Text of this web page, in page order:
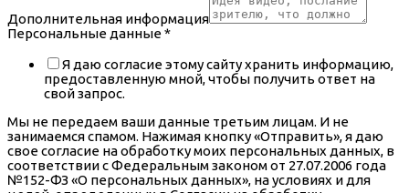
Дополнительная информация
Персональные данные*
Я даю согласие этому сайту хранить информацию,
предоставленную мной, чтобы получить ответ на
свой запрос.
Мы не передаем ваши данные третьим лицам. И не
занимаемся спамом. Нажимая кнопку «Отправить», я даю
свое согласие на обработку моих персональных данных, в
соответствии с Федеральным законом от 27.07.2006 года
№152-ФЗ «О персональных данных», на условиях и для